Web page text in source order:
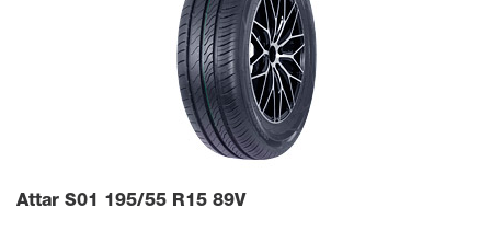
Attar S01 195/55 R15 89V